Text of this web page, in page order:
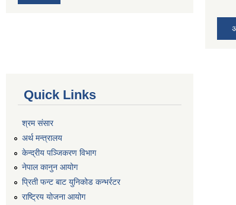
Quick Links
श्रम संसार
अर्थ मन्त्रालय
केन्द्रीय पञ्जिकरण विभाग
नेपाल कानुन आयोग
प्रिती फन्ट बाट युनिकोड कन्भर्रटर
राष्ट्रिय योजना आयोग